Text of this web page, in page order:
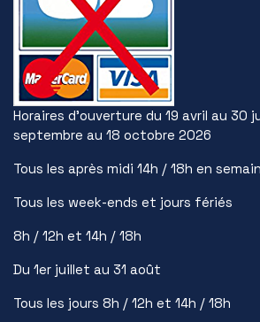
Horaires d’ouverture du 19 avril au 30
septembre au 18 octobre 2026
Tous les après midi 14h / 18h en
Tous les week-ends et jours fériés
8h / 12h et 14h / 18h
Du 1er juillet au 31 août
Tous les jours 8h / 12h et 14h / 18h